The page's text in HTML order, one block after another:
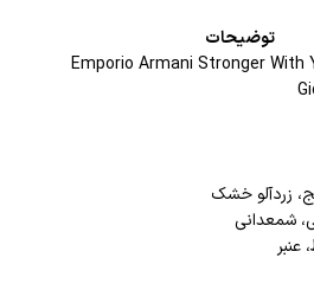
توضیحات
Emporio Armani Stronger With
زردآلو خشک
شمعدانی
عنبر